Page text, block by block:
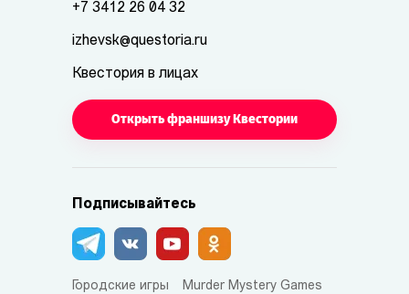
+7 3412 26 04 32
izhevsk@questoria.ru
Квестория в лицах
Открыть франшизу Квестории
Подписывайтесь
Городские игры Murder Mystery Games